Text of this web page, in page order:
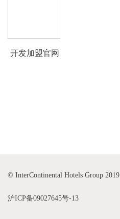
开发加盟官网
© InterContinental Hotels Group 2019
沪ICP备09027645号-13